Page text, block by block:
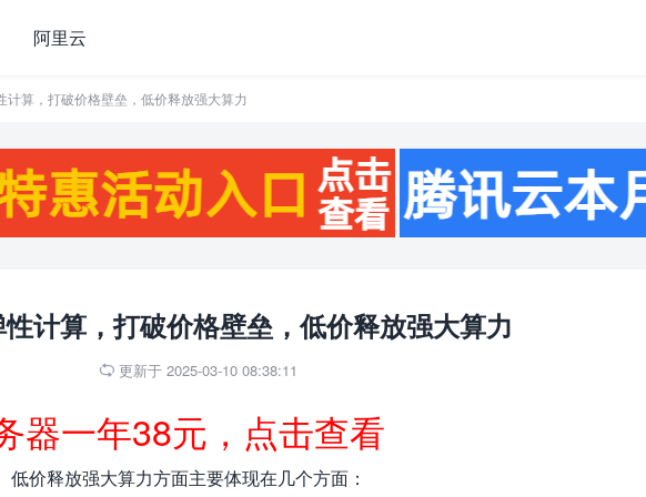
阿里云
计算，打破价格壁垒，低价释放强大算力
计算，打破价格壁垒，低价释放强大算力
 更新于 2025-03-10 08:38:11
器一年38元，点击查看
价释放强大算力方面主要体现在几个方面：